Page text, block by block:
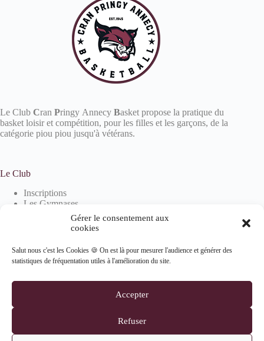
Gérer le consentement aux
cookies
Salut nous c'est les Cookies 🍪 On est là pour mesurer l'audience et générer des
statistiques de fréquentation utiles à l'amélioration du site.
Accepter
Refuser
Le Club Cran Pringy Annecy Basket propose la pratique du
basket loisir et compétition, pour les filles et les garçons, de la
catégorie piou piou jusqu'à vétérans.
Le Club
Inscriptions
Les Gymnases
Devenir partenaire
Informations
Mentions Légales
Politique de confidentialité
Suivez-nous